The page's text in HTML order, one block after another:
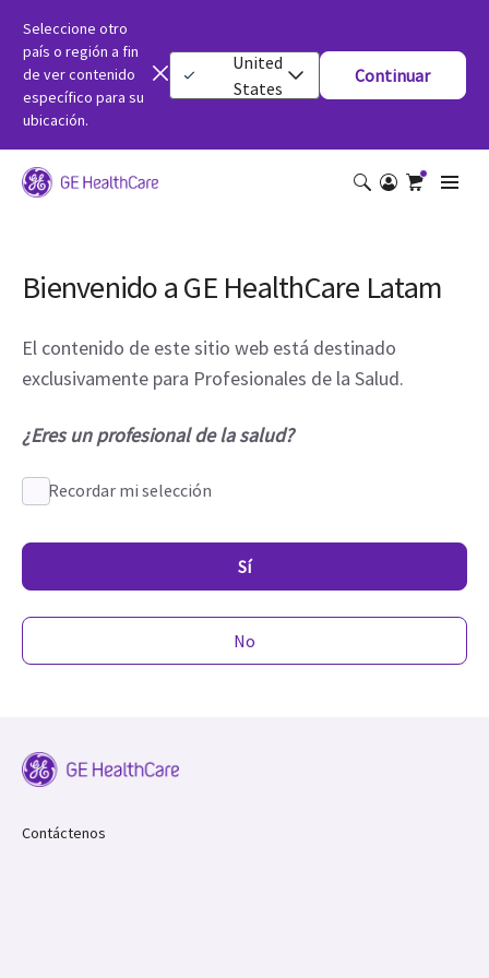
Seleccione otro
país o región a fin
de ver contenido
específico para su
ubicación.
United
States
Continuar
Bienvenido a GE HealthCare Latam
El contenido de este sitio web está destinado
exclusivamente para Profesionales de la Salud.
¿Eres un profesional de la salud?
Recordar mi selección
Sí
No
Contáctenos